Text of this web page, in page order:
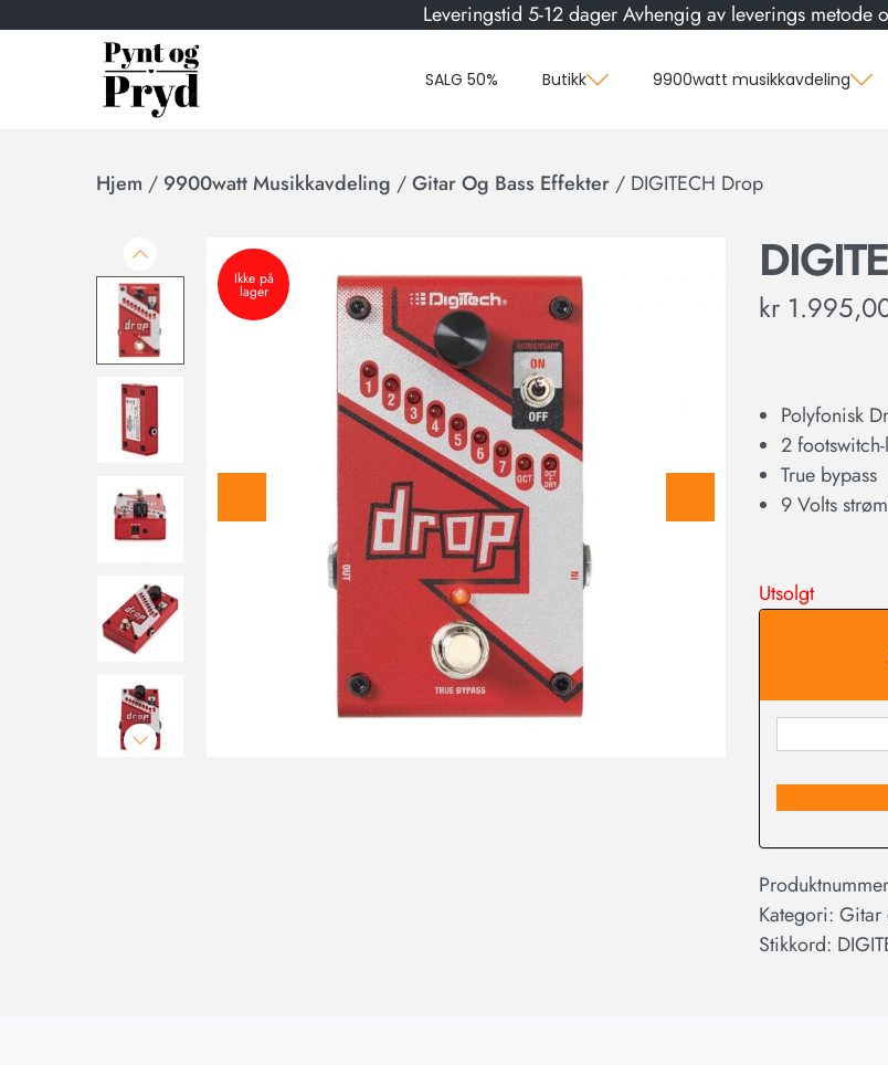
Leveringstid 5-12 dager Avhengig av leverings metode
SALG 50% Butikk 9900watt musikkavdeling
Hjem / 9900watt Musikkavdeling /Gitar Og Bass Effekter / DIGITECH Drop
Ikke på
lager kr
Polyfonisk
2
True bypass
9 Volts
Utsolgt
Kategori: Gitar
Stikkord: